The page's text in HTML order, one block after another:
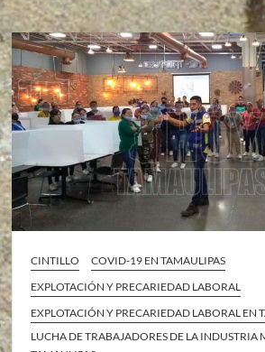
CINTILLO
COVID-19 EN TAMAULIPAS
EXPLOTACIÓN Y PRECARIEDAD LABORAL
EXPLOTACIÓN Y PRECARIEDAD LABORAL EN
LUCHA DE TRABAJADORES DE LA INDUSTRIA